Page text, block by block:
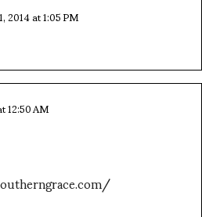
2014 at 1:05 PM
12:50 AM